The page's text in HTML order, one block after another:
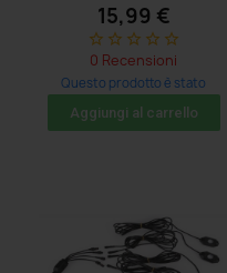
15,99 €
star_border star_border star_border star_border star_border
0 Recensioni
Questo prodotto è stato
acquistato: 47 volte
Aggiungi al carrello